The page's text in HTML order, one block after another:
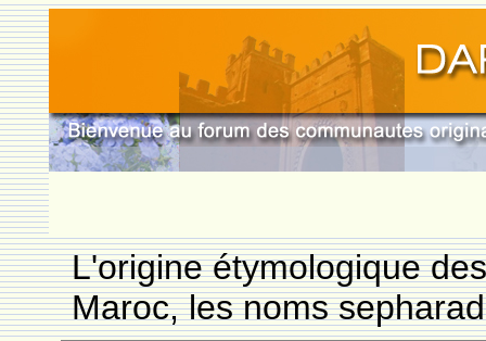
L'origine étymologique
Maroc, les noms